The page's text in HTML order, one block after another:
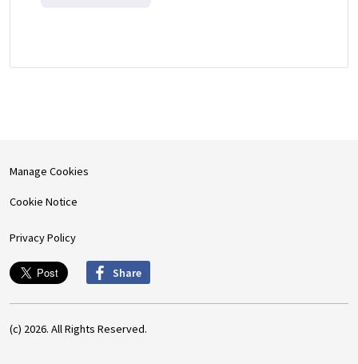
Manage Cookies
Cookie Notice
Privacy Policy
Share
(c) 2026. All Rights Reserved.